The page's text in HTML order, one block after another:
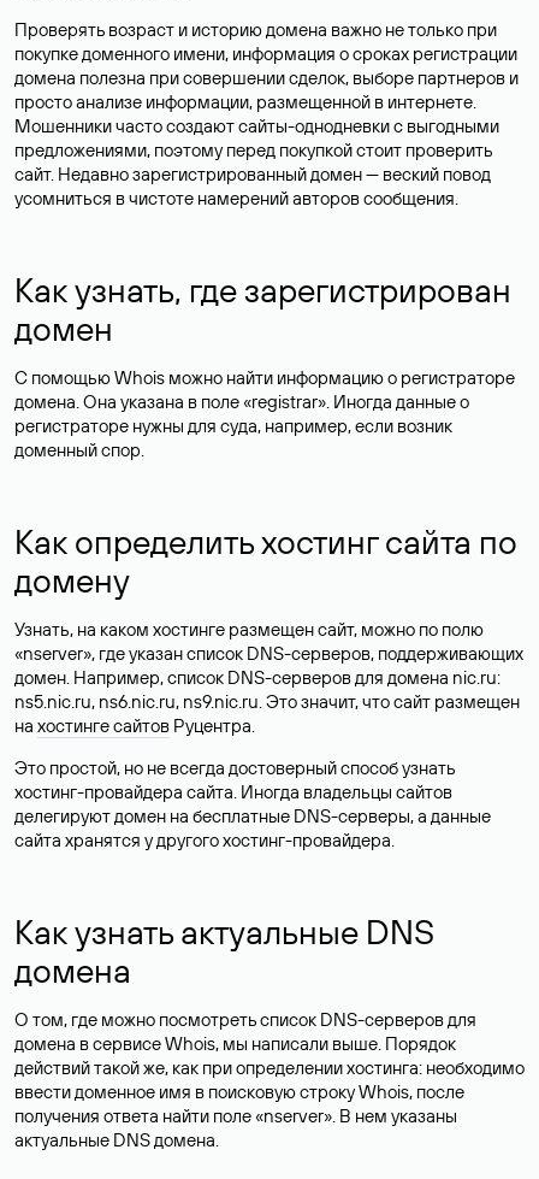
Проверять возраст и историю домена важно не только при
покупке доменного имени, информация о сроках регистрации
домена полезна при совершении сделок, выборе партнеров и
просто анализе информации, размещенной в интернете.
Мошенники часто создают сайты-однодневки с выгодными
предложениями, поэтому перед покупкой стоит проверить
сайт. Недавно зарегистрированный домен — веский повод
усомниться в чистоте намерений авторов сообщения.
Как узнать, где зарегистрирован
домен
С помощью Whois можно найти информацию о регистраторе
домена. Она указана в поле «registrar». Иногда данные о
регистраторе нужны для суда, например, если возник
доменный спор.
Как определить хостинг сайта по
домену
Узнать, на каком хостинге размещен сайт, можно по полю
«nserver», где указан список DNS-серверов, поддерживающих
домен. Например, список DNS-серверов для домена nic.ru:
ns5.nic.ru, ns6.nic.ru, ns9.nic.ru. Это значит, что сайт размещен
на хостинге сайтов Руцентра.
Это простой, но не всегда достоверный способ узнать
хостинг-провайдера сайта. Иногда владельцы сайтов
делегируют домен на бесплатные DNS-серверы, а данные
сайта хранятся у другого хостинг-провайдера.
Как узнать актуальные DNS
домена
О том, где можно посмотреть список DNS-серверов для
домена в сервисе Whois, мы написали выше. Порядок
действий такой же, как при определении хостинга: необходимо
ввести доменное имя в поисковую строку Whois, после
получения ответа найти поле «nserver». В нем указаны
актуальные DNS домена.